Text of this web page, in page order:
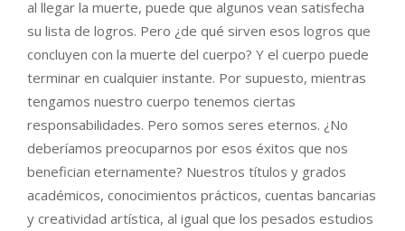
al llegar la muerte, puede que algunos vean satisfecha
su lista de logros. Pero ¿de qué sirven esos logros que
concluyen con la muerte del cuerpo? Y el cuerpo puede
terminar en cualquier instante. Por supuesto, mientras
tengamos nuestro cuerpo tenemos ciertas
responsabilidades. Pero somos seres eternos. ¿No
deberíamos preocuparnos por esos éxitos que nos
benefician eternamente? Nuestros títulos y grados
académicos, conocimientos prácticos, cuentas bancarias
y creatividad artística, al igual que los pesados estudios